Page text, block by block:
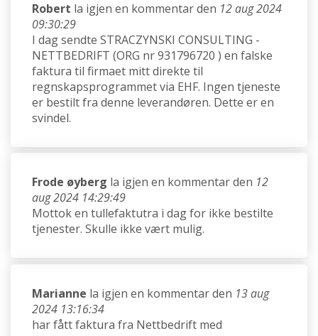
Robert la igjen en kommentar den 12 aug 2024
09:30:29
I dag sendte STRACZYNSKI CONSULTING -
NETTBEDRIFT (ORG nr 931796720 ) en falske
faktura til firmaet mitt direkte til
regnskapsprogrammet via EHF. Ingen tjeneste
er bestilt fra denne leverandøren. Dette er en
svindel.
Frode øyberg la igjen en kommentar den 12
aug 2024 14:29:49
Mottok en tullefaktutra i dag for ikke bestilte
tjenester. Skulle ikke vært mulig.
Marianne la igjen en kommentar den 13 aug
2024 13:16:34
har fått faktura fra Nettbedrift med